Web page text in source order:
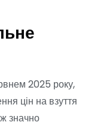
2025 року,
цін на взуття
значно